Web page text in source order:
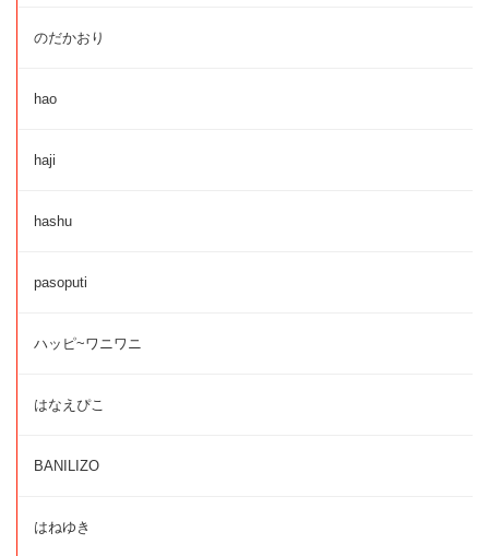
のだかおり
hao
haji
hashu
pasoputi
ハッピ~ワニワニ
はなえぴこ
BANILIZO
はねゆき